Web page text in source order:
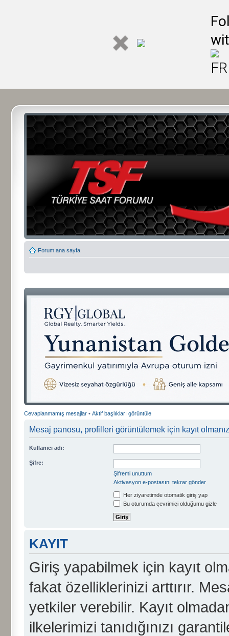
Forum ana sayfa
Cevaplanmamış mesajlar • Aktif başlıkları görüntüle
Mesaj panosu, profilleri görüntülemek için kayıt
Kullanıcı adı:
Şifre:
Şifremi unuttum
Aktivasyon e-postasını tekrar gönder
Her ziyaretimde otomatik giriş yap
Bu oturumda çevrimiçi olduğumu gizle
KAYIT
Giriş yapabilmek için kayıt
fakat özelliklerinizi arttırır.
yetkiler verebilir. Kayıt
ilkelerimizi tanıdığınızı